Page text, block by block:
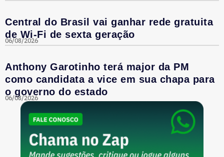
Central do Brasil vai ganhar rede gratuita
de Wi-Fi de sexta geração
06/08/2026
Anthony Garotinho terá major da PM
como candidata a vice em sua chapa para
o governo do estado
06/08/2026